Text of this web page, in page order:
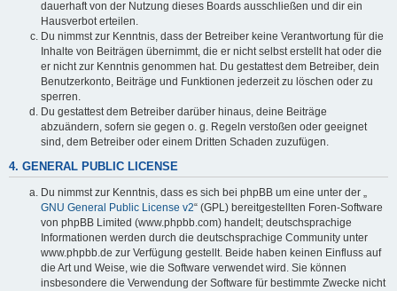
dauerhaft von der Nutzung dieses Boards ausschließen und dir ein
Hausverbot erteilen.
Du nimmst zur Kenntnis, dass der Betreiber keine Verantwortung für die
Inhalte von Beiträgen übernimmt, die er nicht selbst erstellt hat oder die
er nicht zur Kenntnis genommen hat. Du gestattest dem Betreiber, dein
Benutzerkonto, Beiträge und Funktionen jederzeit zu löschen oder zu
sperren.
Du gestattest dem Betreiber darüber hinaus, deine Beiträge
abzuändern, sofern sie gegen o. g. Regeln verstoßen oder geeignet
sind, dem Betreiber oder einem Dritten Schaden zuzufügen.
4. GENERAL PUBLIC LICENSE
Du nimmst zur Kenntnis, dass es sich bei phpBB um eine unter der „
GNU General Public License v2“ (GPL) bereitgestellten Foren-Software
von phpBB Limited (www.phpbb.com) handelt; deutschsprachige
Informationen werden durch die deutschsprachige Community unter
www.phpbb.de zur Verfügung gestellt. Beide haben keinen Einfluss auf
die Art und Weise, wie die Software verwendet wird. Sie können
insbesondere die Verwendung der Software für bestimmte Zwecke nicht